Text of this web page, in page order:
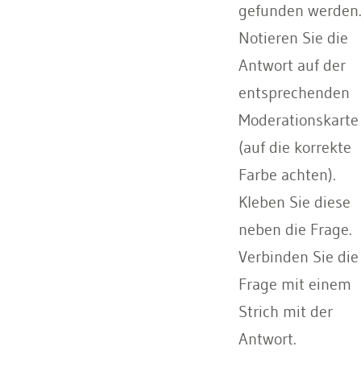
gefunden werden.
Notieren Sie die
Antwort auf der
entsprechenden
Moderationskarte
(auf die korrekte
Farbe achten).
Kleben Sie diese
neben die Frage.
Verbinden Sie die
Frage mit einem
Strich mit der
Antwort.